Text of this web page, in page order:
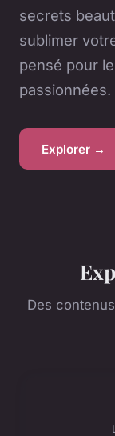
secrets
sublimer
pensé pour
passionnées.
Explorer →
Des